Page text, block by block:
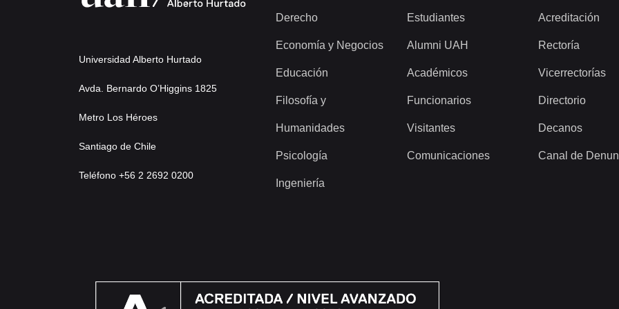
Universidad Alberto Hurtado
Avda. Bernardo O’Higgins 1825
Metro Los Héroes
Santiago de Chile
Teléfono +56 2 2692 0200
Derecho
Economía y Negocios
Educación
Filosofía y
Humanidades
Psicología
Ingeniería
Estudiantes
Alumni UAH
Académicos
Funcionarios
Visitantes
Comunicaciones
Acreditación
Rectoría
Vicerrectorías
Directorio
Decanos
Canal de